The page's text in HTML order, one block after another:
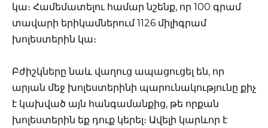
կա։ Համեմատելու համար նշենք, որ 100 գրամ
տավարի երիկամներում 1126 միլիգրամ
խոլեստերին կա։
Բժիշկները նաև վաղուց ապացուցել են, որ
արյան մեջ խոլեստերինի պարունակությունը քիչ
է կախված այն հանգամանքից, թե որքան
խոլեստերին եք դուք կերել։ Ավելի կարևոր է